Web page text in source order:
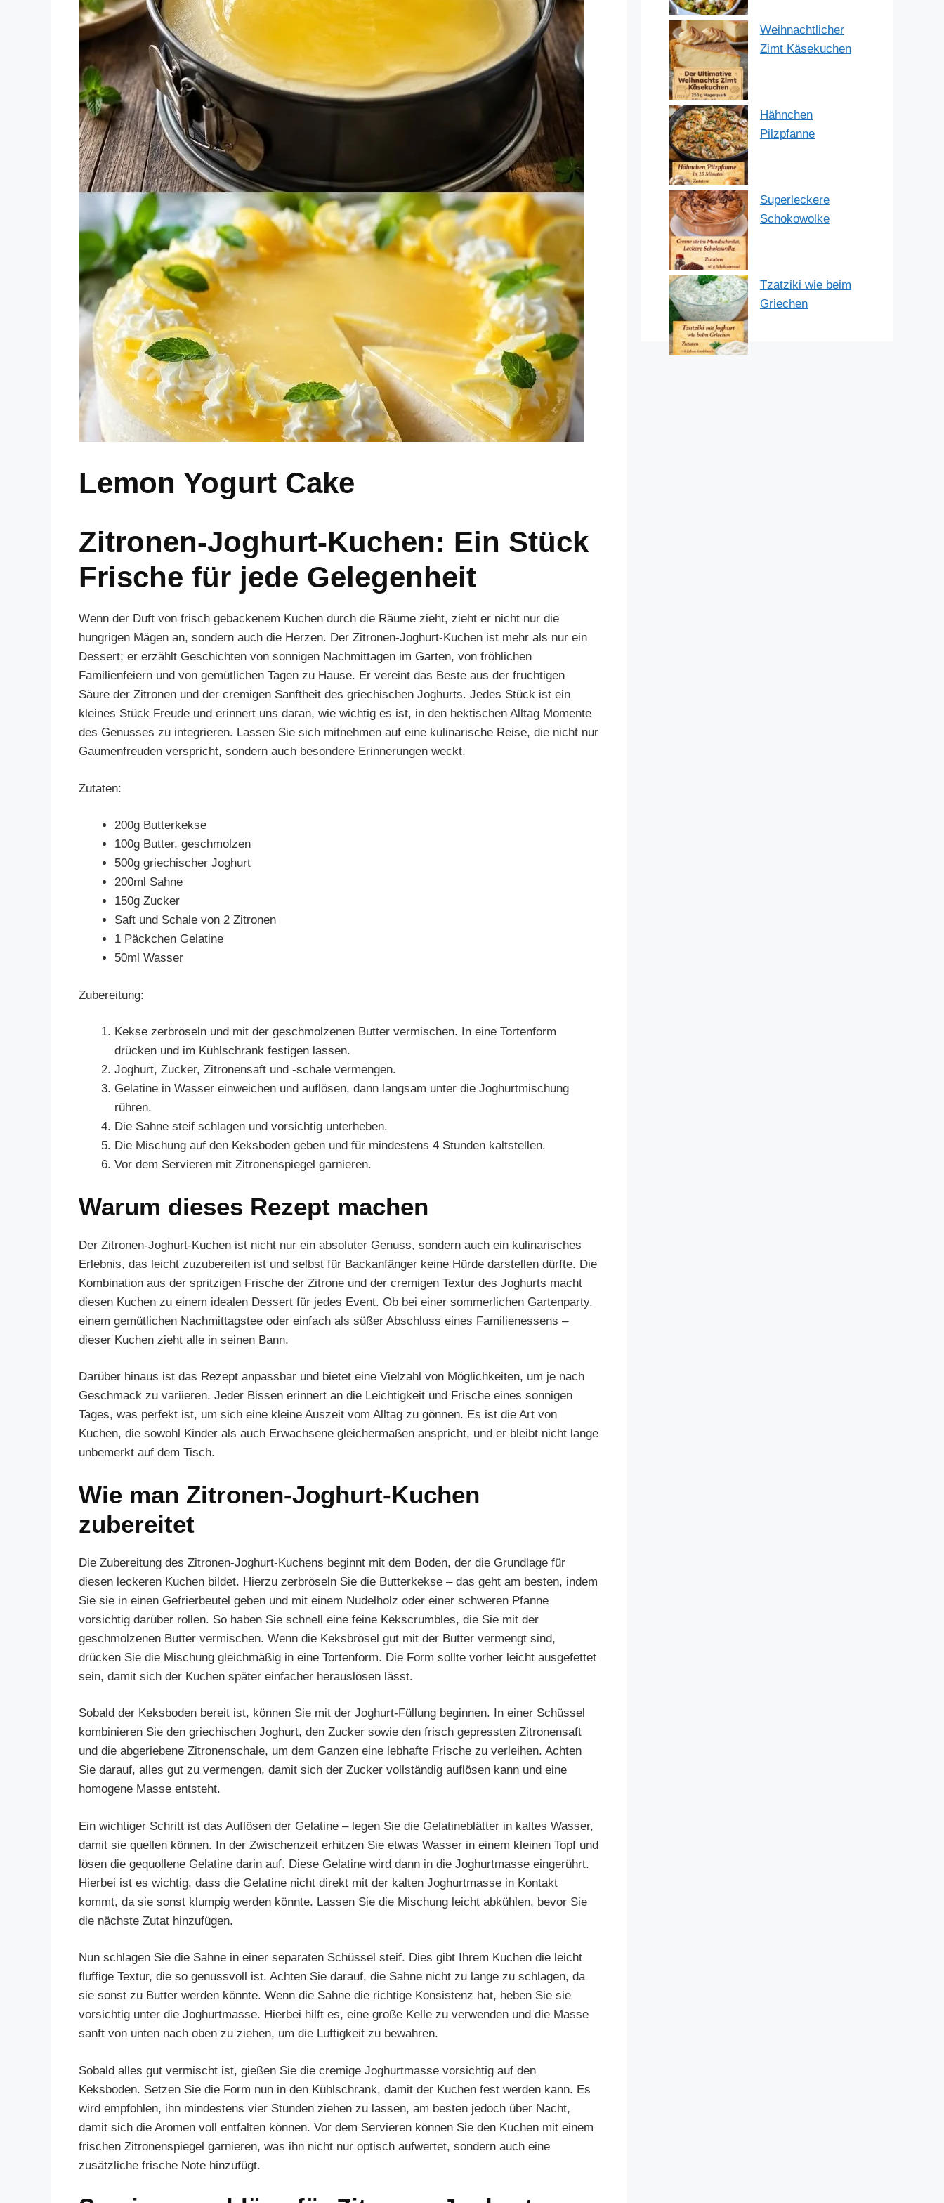
Lemon Yogurt Cake
Zitronen-Joghurt-Kuchen: Ein Stück
Frische für jede Gelegenheit
Wenn der Duft von frisch gebackenem Kuchen durch die Räume zieht, zieht er nicht nur die
hungrigen Mägen an, sondern auch die Herzen. Der Zitronen-Joghurt-Kuchen ist mehr als nur ein
Dessert; er erzählt Geschichten von sonnigen Nachmittagen im Garten, von fröhlichen
Familienfeiern und von gemütlichen Tagen zu Hause. Er vereint das Beste aus der fruchtigen
Säure der Zitronen und der cremigen Sanftheit des griechischen Joghurts. Jedes Stück ist ein
kleines Stück Freude und erinnert uns daran, wie wichtig es ist, in den hektischen Alltag Momente
des Genusses zu integrieren. Lassen Sie sich mitnehmen auf eine kulinarische Reise, die nicht nur
Gaumenfreuden verspricht, sondern auch besondere Erinnerungen weckt.
Zutaten:
200g Butterkekse
100g Butter, geschmolzen
500g griechischer Joghurt
200ml Sahne
150g Zucker
Saft und Schale von 2 Zitronen
1 Päckchen Gelatine
50ml Wasser
Zubereitung:
Kekse zerbröseln und mit der geschmolzenen Butter vermischen. In eine Tortenform
drücken und im Kühlschrank festigen lassen.
Joghurt, Zucker, Zitronensaft und -schale vermengen.
Gelatine in Wasser einweichen und auflösen, dann langsam unter die Joghurtmischung
rühren.
Die Sahne steif schlagen und vorsichtig unterheben.
Die Mischung auf den Keksboden geben und für mindestens 4 Stunden kaltstellen.
Vor dem Servieren mit Zitronenspiegel garnieren.
Warum dieses Rezept machen
Der Zitronen-Joghurt-Kuchen ist nicht nur ein absoluter Genuss, sondern auch ein kulinarisches
Erlebnis, das leicht zuzubereiten ist und selbst für Backanfänger keine Hürde darstellen dürfte. Die
Kombination aus der spritzigen Frische der Zitrone und der cremigen Textur des Joghurts macht
diesen Kuchen zu einem idealen Dessert für jedes Event. Ob bei einer sommerlichen Gartenparty,
einem gemütlichen Nachmittagstee oder einfach als süßer Abschluss eines Familienessens –
dieser Kuchen zieht alle in seinen Bann.
Darüber hinaus ist das Rezept anpassbar und bietet eine Vielzahl von Möglichkeiten, um je nach
Geschmack zu variieren. Jeder Bissen erinnert an die Leichtigkeit und Frische eines sonnigen
Tages, was perfekt ist, um sich eine kleine Auszeit vom Alltag zu gönnen. Es ist die Art von
Kuchen, die sowohl Kinder als auch Erwachsene gleichermaßen anspricht, und er bleibt nicht lange
unbemerkt auf dem Tisch.
Wie man Zitronen-Joghurt-Kuchen
zubereitet
Die Zubereitung des Zitronen-Joghurt-Kuchens beginnt mit dem Boden, der die Grundlage für
diesen leckeren Kuchen bildet. Hierzu zerbröseln Sie die Butterkekse – das geht am besten, indem
Sie sie in einen Gefrierbeutel geben und mit einem Nudelholz oder einer schweren Pfanne
vorsichtig darüber rollen. So haben Sie schnell eine feine Kekscrumbles, die Sie mit der
geschmolzenen Butter vermischen. Wenn die Keksbrösel gut mit der Butter vermengt sind,
drücken Sie die Mischung gleichmäßig in eine Tortenform. Die Form sollte vorher leicht ausgefettet
sein, damit sich der Kuchen später einfacher herauslösen lässt.
Sobald der Keksboden bereit ist, können Sie mit der Joghurt-Füllung beginnen. In einer Schüssel
kombinieren Sie den griechischen Joghurt, den Zucker sowie den frisch gepressten Zitronensaft
und die abgeriebene Zitronenschale, um dem Ganzen eine lebhafte Frische zu verleihen. Achten
Sie darauf, alles gut zu vermengen, damit sich der Zucker vollständig auflösen kann und eine
homogene Masse entsteht.
Ein wichtiger Schritt ist das Auflösen der Gelatine – legen Sie die Gelatineblätter in kaltes Wasser,
damit sie quellen können. In der Zwischenzeit erhitzen Sie etwas Wasser in einem kleinen Topf und
lösen die gequollene Gelatine darin auf. Diese Gelatine wird dann in die Joghurtmasse eingerührt.
Hierbei ist es wichtig, dass die Gelatine nicht direkt mit der kalten Joghurtmasse in Kontakt
kommt, da sie sonst klumpig werden könnte. Lassen Sie die Mischung leicht abkühlen, bevor Sie
die nächste Zutat hinzufügen.
Nun schlagen Sie die Sahne in einer separaten Schüssel steif. Dies gibt Ihrem Kuchen die leicht
fluffige Textur, die so genussvoll ist. Achten Sie darauf, die Sahne nicht zu lange zu schlagen, da
sie sonst zu Butter werden könnte. Wenn die Sahne die richtige Konsistenz hat, heben Sie sie
vorsichtig unter die Joghurtmasse. Hierbei hilft es, eine große Kelle zu verwenden und die Masse
sanft von unten nach oben zu ziehen, um die Luftigkeit zu bewahren.
Sobald alles gut vermischt ist, gießen Sie die cremige Joghurtmasse vorsichtig auf den
Keksboden. Setzen Sie die Form nun in den Kühlschrank, damit der Kuchen fest werden kann. Es
wird empfohlen, ihn mindestens vier Stunden ziehen zu lassen, am besten jedoch über Nacht,
damit sich die Aromen voll entfalten können. Vor dem Servieren können Sie den Kuchen mit einem
frischen Zitronenspiegel garnieren, was ihn nicht nur optisch aufwertet, sondern auch eine
zusätzliche frische Note hinzufügt.
Weihnachtlicher
Zimt Käsekuchen
Hähnchen
Pilzpfanne
Superleckere
Schokowolke
Tzatziki wie beim
Griechen